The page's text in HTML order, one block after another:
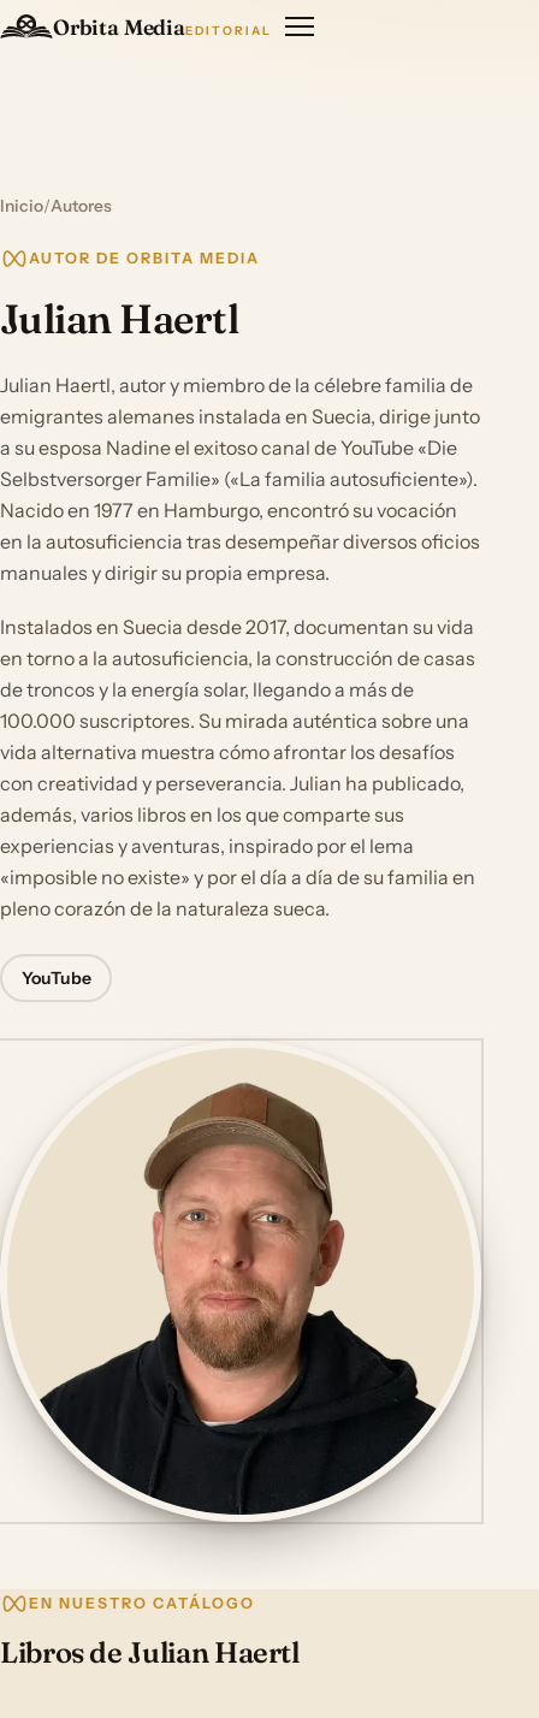
Orbita MediaEDITORIAL
Inicio/Autores
AUTOR DE ORBITA MEDIA
Julian Haertl
Julian Haertl, autor y miembro de la célebre familia de
emigrantes alemanes instalada en Suecia, dirige junto
a su esposa Nadine el exitoso canal de YouTube «Die
Selbstversorger Familie» («La familia autosuficiente»).
Nacido en 1977 en Hamburgo, encontró su vocación
en la autosuficiencia tras desempeñar diversos oficios
manuales y dirigir su propia empresa.
Instalados en Suecia desde 2017, documentan su vida
en torno a la autosuficiencia, la construcción de casas
de troncos y la energía solar, llegando a más de
100.000 suscriptores. Su mirada auténtica sobre una
vida alternativa muestra cómo afrontar los desafíos
con creatividad y perseverancia. Julian ha publicado,
además, varios libros en los que comparte sus
experiencias y aventuras, inspirado por el lema
«imposible no existe» y por el día a día de su familia en
pleno corazón de la naturaleza sueca.
YouTube
EN NUESTRO CATÁLOGO
Libros de Julian Haertl